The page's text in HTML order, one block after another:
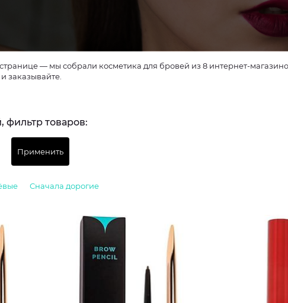
— мы собрали косметика для бровей из 8 интернет-
заказывайте.
фильтр товаров:
Применить
Сначала дорогие